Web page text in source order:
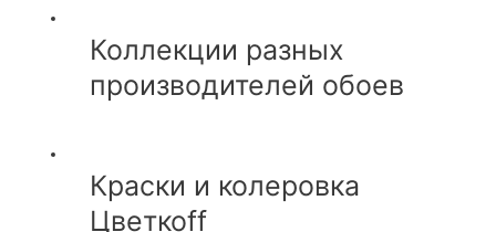
Коллекции разных
производителей обоев
Краски и колеровка
Цветкоff